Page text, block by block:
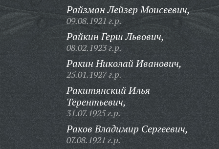
Райзман Лейзер Моисеевич,
09.08.1921 г.р.
Райкин Герш Львович,
08.02.1923 г.р.
Ракин Николай Иванович,
25.01.1927 г.р.
Ракитянский Илья
Терентьевич,
31.07.1925 г.р.
Раков Владимир Сергеевич,
07.08.1921 г.р.